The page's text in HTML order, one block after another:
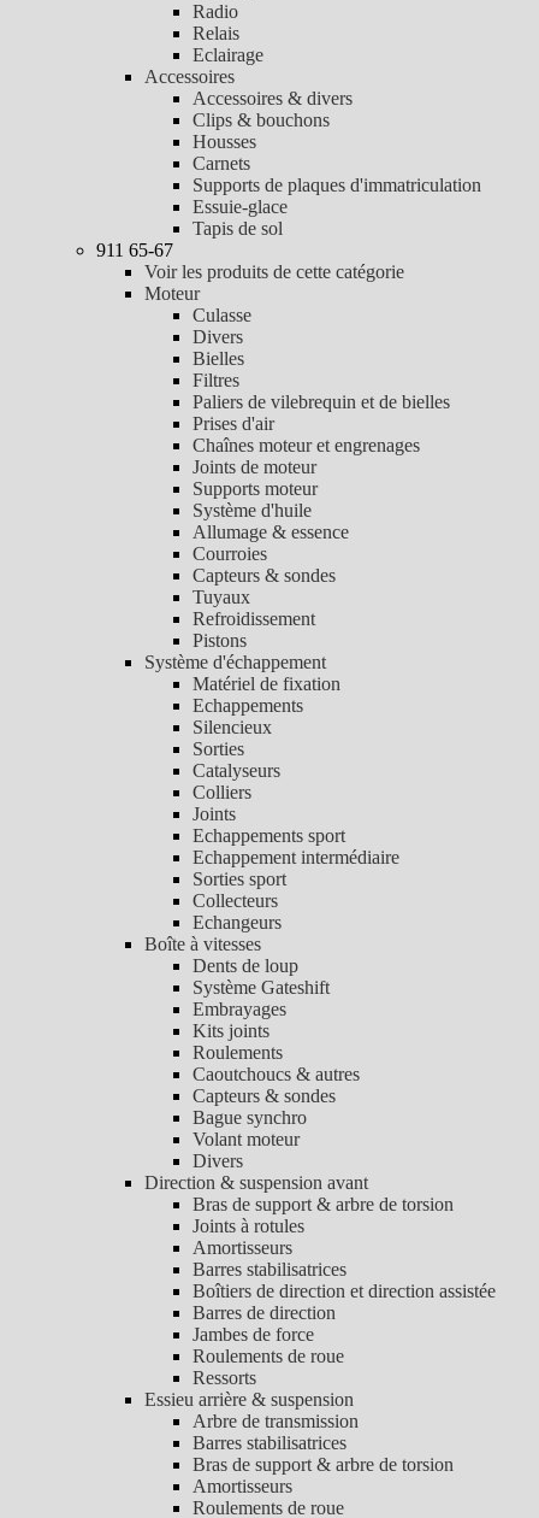
Radio
Relais
Eclairage
Accessoires
Accessoires & divers
Clips & bouchons
Housses
Carnets
Supports de plaques d'immatriculation
Essuie-glace
Tapis de sol
911 65-67
Voir les produits de cette catégorie
Moteur
Culasse
Divers
Bielles
Filtres
Paliers de vilebrequin et de bielles
Prises d'air
Chaînes moteur et engrenages
Joints de moteur
Supports moteur
Système d'huile
Allumage & essence
Courroies
Capteurs & sondes
Tuyaux
Refroidissement
Pistons
Système d'échappement
Matériel de fixation
Echappements
Silencieux
Sorties
Catalyseurs
Colliers
Joints
Echappements sport
Echappement intermédiaire
Sorties sport
Collecteurs
Echangeurs
Boîte à vitesses
Dents de loup
Système Gateshift
Embrayages
Kits joints
Roulements
Caoutchoucs & autres
Capteurs & sondes
Bague synchro
Volant moteur
Divers
Direction & suspension avant
Bras de support & arbre de torsion
Joints à rotules
Amortisseurs
Barres stabilisatrices
Boîtiers de direction et direction assistée
Barres de direction
Jambes de force
Roulements de roue
Ressorts
Essieu arrière & suspension
Arbre de transmission
Barres stabilisatrices
Bras de support & arbre de torsion
Amortisseurs
Roulements de roue